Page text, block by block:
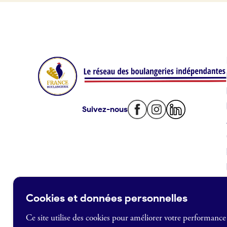
Offres d’emploi
Je suis fournisseur
Suivez-nous
Cookies et données personnelles
Ce site utilise des cookies pour améliorer votre performance